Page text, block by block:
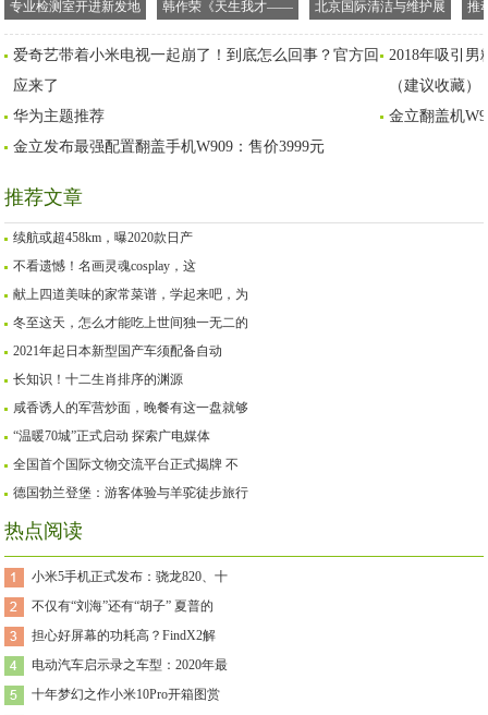
专业检测室开进新发地
市场，为北京百姓的蔬
果鱼肉“保驾护航”
韩作荣《天生我才——
李白传》新书发布会在
京举行
北京国际清洁与维护展
览会将于2020年11月18-
20日在京举办
推
爱奇艺带着小米电视一起崩了！到底怎么回事？官方回
应来了
2018年吸引男
（建议收藏）
华为主题推荐
金立翻盖机
金立发布最强配置翻盖手机W909：售价3999元
推荐文章
续航或超458km，曝2020款日产
不看遗憾！名画灵魂cosplay，这
献上四道美味的家常菜谱，学起来吧，为
冬至这天，怎么才能吃上世间独一无二的
2021年起日本新型国产车须配备自动
长知识！十二生肖排序的渊源
咸香诱人的军营炒面，晚餐有这一盘就够
“温暖70城”正式启动 探索广电媒体
全国首个国际文物交流平台正式揭牌 不
德国勃兰登堡：游客体验与羊驼徒步旅行
热点阅读
小米5手机正式发布：骁龙820、十
不仅有“刘海”还有“胡子” 夏普的
担心好屏幕的功耗高？FindX2解
电动汽车启示录之车型：2020年最
十年梦幻之作小米10Pro开箱图赏